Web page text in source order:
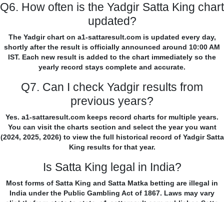
Q6. How often is the Yadgir Satta King chart
updated?
The Yadgir chart on a1-sattaresult.com is updated every day,
shortly after the result is officially announced around 10:00 AM
IST. Each new result is added to the chart immediately so the
yearly record stays complete and accurate.
Q7. Can I check Yadgir results from
previous years?
Yes. a1-sattaresult.com keeps record charts for multiple years.
You can visit the charts section and select the year you want
(2024, 2025, 2026) to view the full historical record of Yadgir Satta
King results for that year.
Is Satta King legal in India?
Most forms of Satta King and Satta Matka betting are illegal in
India under the Public Gambling Act of 1867. Laws may vary